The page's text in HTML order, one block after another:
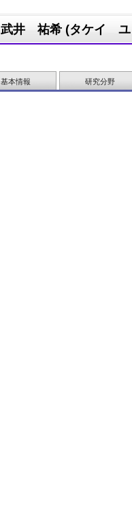
武井 祐希 (タケイ ユ
基本情報 研究分野